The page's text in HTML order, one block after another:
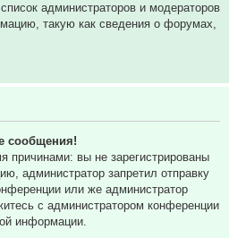
администраторов и модераторов
такую как сведения о форумах,
сообщения!
причинами: вы не зарегистрированы
администратор запретил отправку
или же администратор
с администратором конференции
информации.